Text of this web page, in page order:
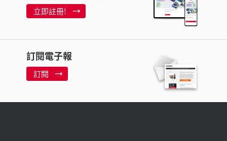
立即註冊!
訂閱電子報
訂閱